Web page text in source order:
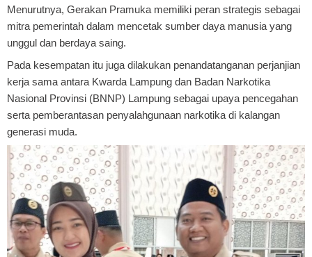
Menurutnya, Gerakan Pramuka memiliki peran strategis sebagai
mitra pemerintah dalam mencetak sumber daya manusia yang
unggul dan berdaya saing.
Pada kesempatan itu juga dilakukan penandatanganan perjanjian
kerja sama antara Kwarda Lampung dan Badan Narkotika
Nasional Provinsi (BNNP) Lampung sebagai upaya pencegahan
serta pemberantasan penyalahgunaan narkotika di kalangan
generasi muda.